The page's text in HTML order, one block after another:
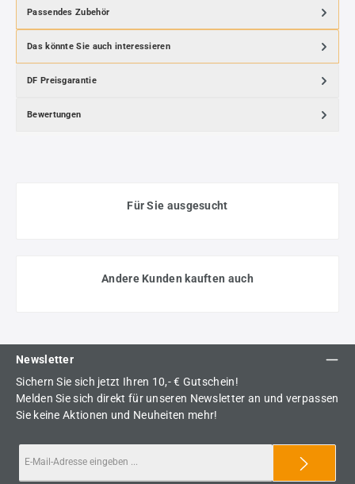
Passendes Zubehör
Das könnte Sie auch interessieren
DF Preisgarantie
Bewertungen
Für Sie ausgesucht
Andere Kunden kauften auch
Newsletter
Sichern Sie sich jetzt Ihren 10,- € Gutschein!
Melden Sie sich direkt für unseren Newsletter an und verpassen
Sie keine Aktionen und Neuheiten mehr!